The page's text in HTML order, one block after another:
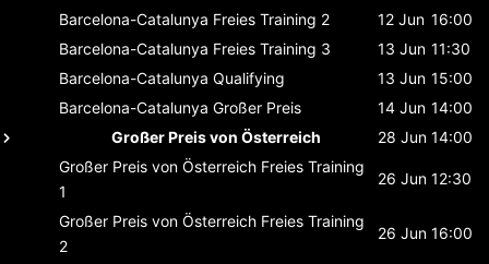
Barcelona-Catalunya Freies Training 2 12 Jun 16:00
Barcelona-Catalunya Freies Training 3 13 Jun 11:30
Barcelona-Catalunya Qualifying 13 Jun 15:00
Barcelona-Catalunya Großer Preis 14 Jun 14:00
Großer Preis von Österreich
28 Jun 14:00
Großer Preis von Österreich Freies Training
1
26 Jun 12:30
Großer Preis von Österreich Freies Training
2
26 Jun 16:00